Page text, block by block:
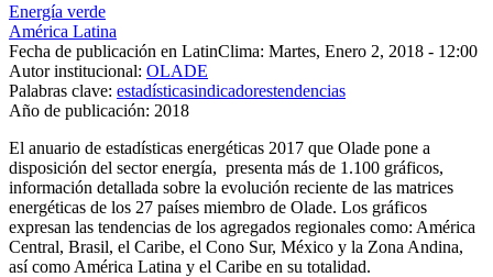
Energía verde
América Latina
Fecha de publicación en LatinClima: Martes, Enero 2, 2018 - 12:00
Autor institucional: OLADE
Palabras clave: estadísticasindicadorestendencias
Año de publicación: 2018
El anuario de estadísticas energéticas 2017 que Olade pone a
disposición del sector energía, presenta más de 1.100 gráficos,
información detallada sobre la evolución reciente de las matrices
energéticas de los 27 países miembro de Olade. Los gráficos
expresan las tendencias de los agregados regionales como: América
Central, Brasil, el Caribe, el Cono Sur, México y la Zona Andina,
así como América Latina y el Caribe en su totalidad.